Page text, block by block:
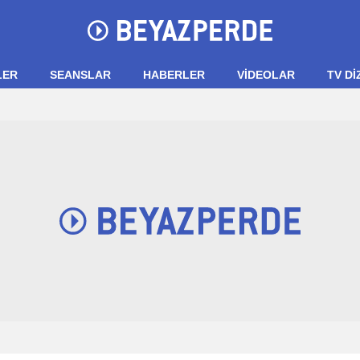
SEANSLAR HABERLER VIDEOLAR TV